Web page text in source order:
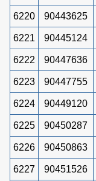
6220 90443625
6221 90445124
6222 90447636
6223 90447755
6224 90449120
6225 90450287
6226 90450863
6227 90451526